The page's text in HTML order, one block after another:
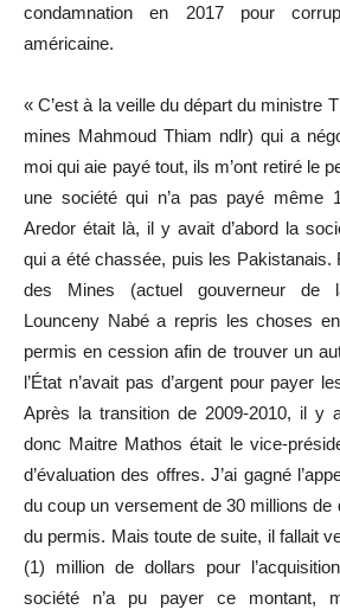
condamnation en 2017 pour
américaine.
« C’est à la veille du départ du ministre
mines Mahmoud Thiam ndlr) qui a
moi qui aie payé tout, ils m’ont retiré le
une société qui n’a pas payé même
Aredor était là, il y avait d’abord la
qui a été chassée, puis les Pakistanais.
des Mines (actuel gouverneur de
Lounceny Nabé a repris les choses
permis en cession afin de trouver un
l’État n’avait pas d’argent pour payer
Après la transition de 2009-2010, il y
donc Maitre Mathos était le vice-
d’évaluation des offres. J’ai gagné
du coup un versement de 30 millions de
du permis. Mais toute de suite, il fallait
(1) million de dollars pour
société n’a pu payer ce montant,